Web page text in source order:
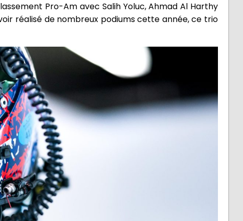
Pro-Am avec Salih Yoluc, Ahmad Al Harthy
réalisé de nombreux podiums cette année, ce trio